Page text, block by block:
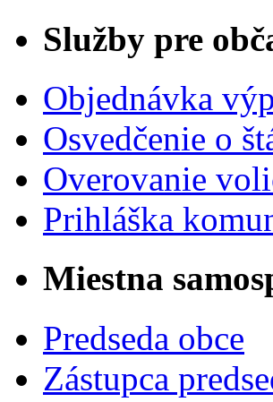
Služby pre
Objednávka
Osvedčenie o
Overovanie
Prihláška
Miestna
Predseda obce
Zástupca